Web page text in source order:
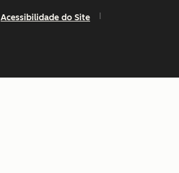
Acessibilidade do Site